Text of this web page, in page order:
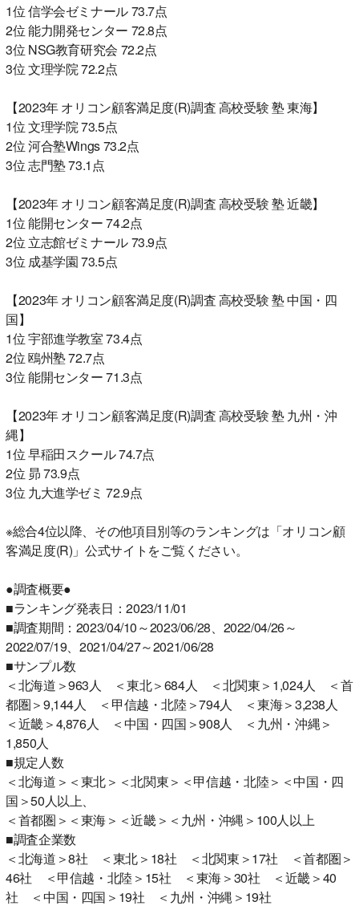
1位 信学会ゼミナール 73.7点
2位 能力開発センター 72.8点
3位 NSG教育研究会 72.2点
3位 文理学院 72.2点
【2023年 オリコン顧客満足度(R)調査 高校受験 塾 東海】
1位 文理学院 73.5点
2位 河合塾Wings 73.2点
3位 志門塾 73.1点
【2023年 オリコン顧客満足度(R)調査 高校受験 塾 近畿】
1位 能開センター 74.2点
2位 立志館ゼミナール 73.9点
3位 成基学園 73.5点
【2023年 オリコン顧客満足度(R)調査 高校受験 塾 中国・四
国】
1位 宇部進学教室 73.4点
2位 鴎州塾 72.7点
3位 能開センター 71.3点
【2023年 オリコン顧客満足度(R)調査 高校受験 塾 九州・沖
縄】
1位 早稲田スクール 74.7点
2位 昴 73.9点
3位 九大進学ゼミ 72.9点
※総合4位以降、その他項目別等のランキングは「オリコン顧
客満足度(R)」公式サイトをご覧ください。
●調査概要●
■ランキング発表日：2023/11/01
■調査期間：2023/04/10～2023/06/28、2022/04/26～
2022/07/19、2021/04/27～2021/06/28
■サンプル数
＜北海道＞963人 ＜東北＞684人 ＜北関東＞1,024人 ＜首
都圏＞9,144人 ＜甲信越・北陸＞794人 ＜東海＞3,238人
＜近畿＞4,876人 ＜中国・四国＞908人 ＜九州・沖縄＞
1,850人
■規定人数
＜北海道＞＜東北＞＜北関東＞＜甲信越・北陸＞＜中国・四
国＞50人以上、
＜首都圏＞＜東海＞＜近畿＞＜九州・沖縄＞100人以上
■調査企業数
＜北海道＞8社 ＜東北＞18社 ＜北関東＞17社 ＜首都圏＞
46社 ＜甲信越・北陸＞15社 ＜東海＞30社 ＜近畿＞40
社 ＜中国・四国＞19社 ＜九州・沖縄＞19社